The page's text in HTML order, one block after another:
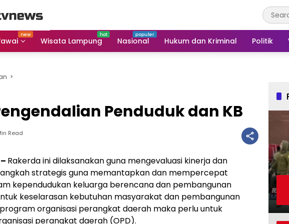
Wisata Lampung Nasional Hukum dan Kriminal Politik
Penduduk dan KB
Read
Rakerda ini dilaksanakan guna mengevaluasi kinerja dan
strategis guna memantapkan dan mempercepat
kependudukan keluarga berencana dan pembangunan
keselarasan kebutuhan masyarakat dan pembangunan
organisasi perangkat daerah maka perlu untuk
perangkat daerah (OPD).